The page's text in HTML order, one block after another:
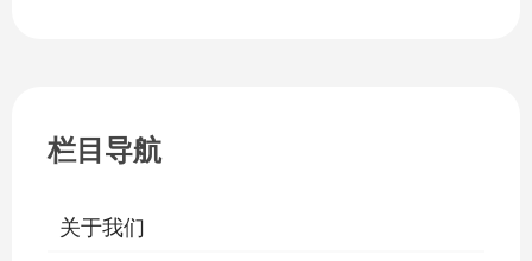
栏目导航
关于我们